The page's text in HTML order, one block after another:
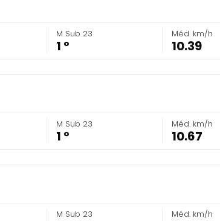
M Sub 23
1 º
Méd. km/h
10.39
M Sub 23
1 º
Méd. km/h
10.67
M Sub 23 Méd. km/h